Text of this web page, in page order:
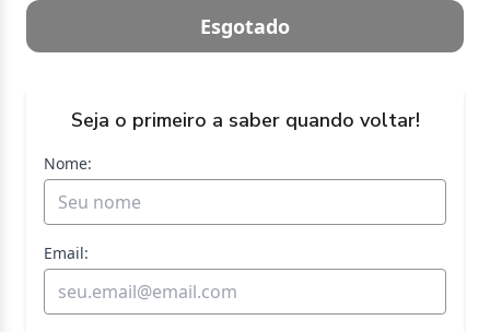
Esgotado
Seja o primeiro a saber quando voltar!
Nome:
Email: